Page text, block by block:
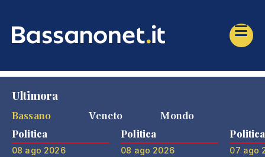
Ultimora
Bassano
Veneto Mondo
Politica
08 ago 2026
Politica
08 ago 2026
Politica
07 ago